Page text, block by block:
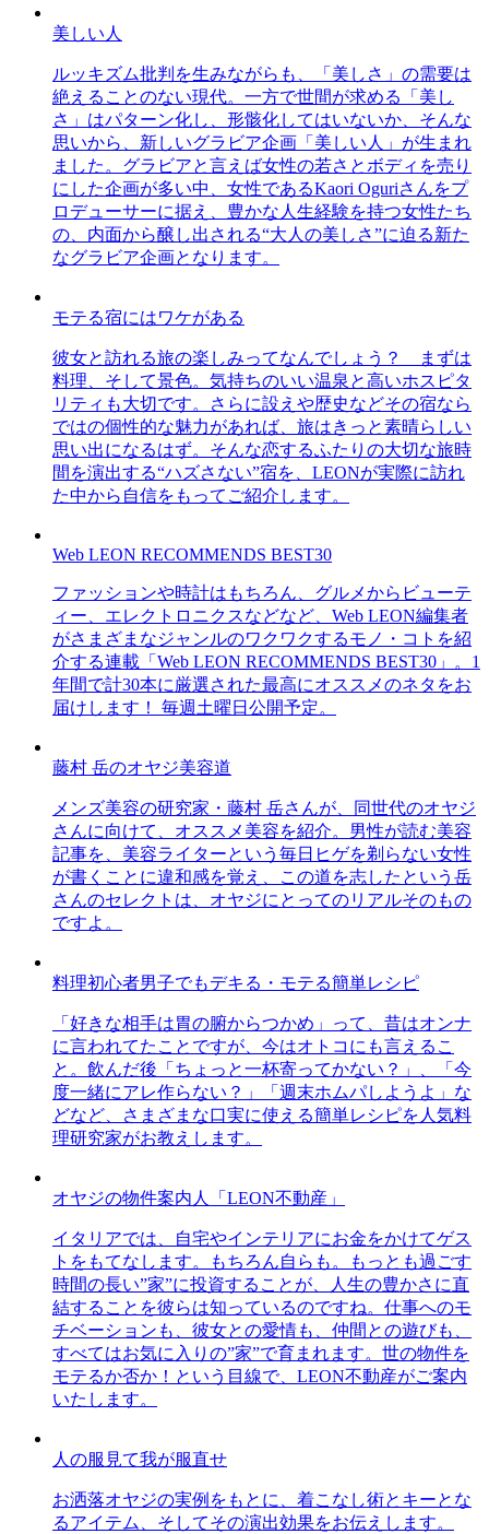
美しい人
ルッキズム批判を生みながらも、「美しさ」の需要は
絶えることのない現代。一方で世間が求める「美し
さ」はパターン化し、形骸化してはいないか、そんな
思いから、新しいグラビア企画「美しい人」が生まれ
ました。グラビアと言えば女性の若さとボディを売り
にした企画が多い中、女性であるKaori Oguriさんをプ
ロデューサーに据え、豊かな人生経験を持つ女性たち
の、内面から醸し出される“大人の美しさ”に迫る新た
なグラビア企画となります。
モテる宿にはワケがある
彼女と訪れる旅の楽しみってなんでしょう？ まずは
料理、そして景色。気持ちのいい温泉と高いホスピタ
リティも大切です。さらに設えや歴史などその宿なら
ではの個性的な魅力があれば、旅はきっと素晴らしい
思い出になるはず。そんな恋するふたりの大切な旅時
間を演出する“ハズさない”宿を、LEONが実際に訪れ
た中から自信をもってご紹介します。
Web LEON RECOMMENDS BEST30
ファッションや時計はもちろん、グルメからビューテ
ィー、エレクトロニクスなどなど、Web LEON編集者
がさまざまなジャンルのワクワクするモノ・コトを紹
介する連載「Web LEON RECOMMENDS BEST30」。1
年間で計30本に厳選された最高にオススメのネタをお
届けします！ 毎週土曜日公開予定。
藤村 岳のオヤジ美容道
メンズ美容の研究家・藤村 岳さんが、同世代のオヤジ
さんに向けて、オススメ美容を紹介。男性が読む美容
記事を、美容ライターという毎日ヒゲを剃らない女性
が書くことに違和感を覚え、この道を志したという岳
さんのセレクトは、オヤジにとってのリアルそのもの
ですよ。
料理初心者男子でもデキる・モテる簡単レシピ
「好きな相手は胃の腑からつかめ」って、昔はオンナ
に言われてたことですが、今はオトコにも言えるこ
と。飲んだ後「ちょっと一杯寄ってかない？」、「今
度一緒にアレ作らない？」「週末ホムパしようよ」な
どなど、さまざまな口実に使える簡単レシピを人気料
理研究家がお教えします。
オヤジの物件案内人「LEON不動産」
イタリアでは、自宅やインテリアにお金をかけてゲス
トをもてなします。もちろん自らも。もっとも過ごす
時間の長い”家”に投資することが、人生の豊かさに直
結することを彼らは知っているのですね。仕事へのモ
チベーションも、彼女との愛情も、仲間との遊びも、
すべてはお気に入りの”家”で育まれます。世の物件を
モテるか否か！という目線で、LEON不動産がご案内
いたします。
人の服見て我が服直せ
お洒落オヤジの実例をもとに、着こなし術とキーとな
るアイテム、そしてその演出効果をお伝えします。